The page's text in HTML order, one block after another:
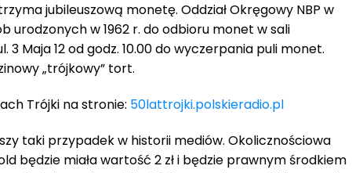
jubileuszową monetę. Oddział Okręgowy NBP w
urodzonych w 1962 r. do odbioru monet w sali
3 Maja 12 od godz. 10.00 do wyczerpania puli monet.
„trójkowy” tort.
Trójki na stronie: 50lattrojki.polskieradio.pl
taki przypadek w historii mediów. Okolicznościowa
będzie miała wartość 2 zł i będzie prawnym środkiem